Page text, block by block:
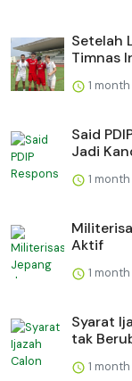
Setelah
Timnas
1
Said
Jadi
1
Aktif
1
Syarat
tak
1